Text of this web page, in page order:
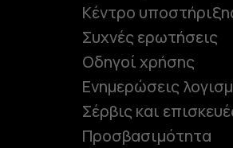
Κέντρο
Συχνές ερωτήσεις
Οδηγοί χρήσης
Ενημερώσεις
Σέρβις και
Προσβασιμότητα